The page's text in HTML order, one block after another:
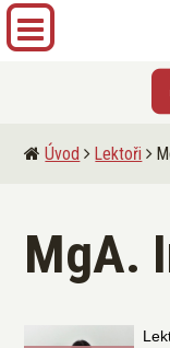
Úvod Lektoři
MgA.